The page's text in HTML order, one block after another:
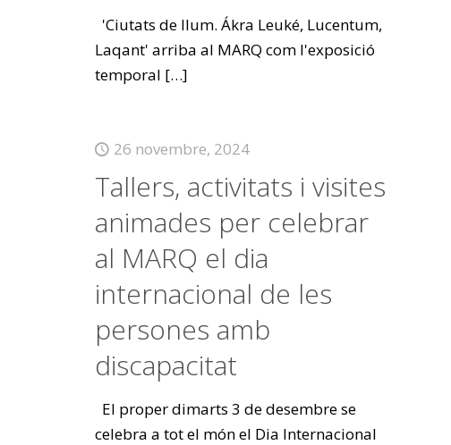
'Ciutats de llum. Ákra Leuké, Lucentum,
Laqant' arriba al MARQ com l'exposició
temporal […]
26 novembre, 2024
Tallers, activitats i visites
animades per celebrar
al MARQ el dia
internacional de les
persones amb
discapacitat
El proper dimarts 3 de desembre se
celebra a tot el món el Dia Internacional